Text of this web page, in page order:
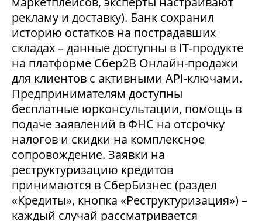
рекламу и доставку). Банк сохранил
историю остатков на пострадавших
складах – данные доступны в IT-продукте
на платформе Сбер2В Онлайн-продажи
для клиентов с активными API-ключами.
Предпринимателям доступны
бесплатные юрконсультации, помощь в
подаче заявлений в ФНС на отсрочку
налогов и скидки на комплексное
сопровождение. Заявки на
реструктуризацию кредитов
принимаются в СберБизнес (раздел
«Кредиты», кнопка «Реструктуризация») –
каждый случай рассматривается